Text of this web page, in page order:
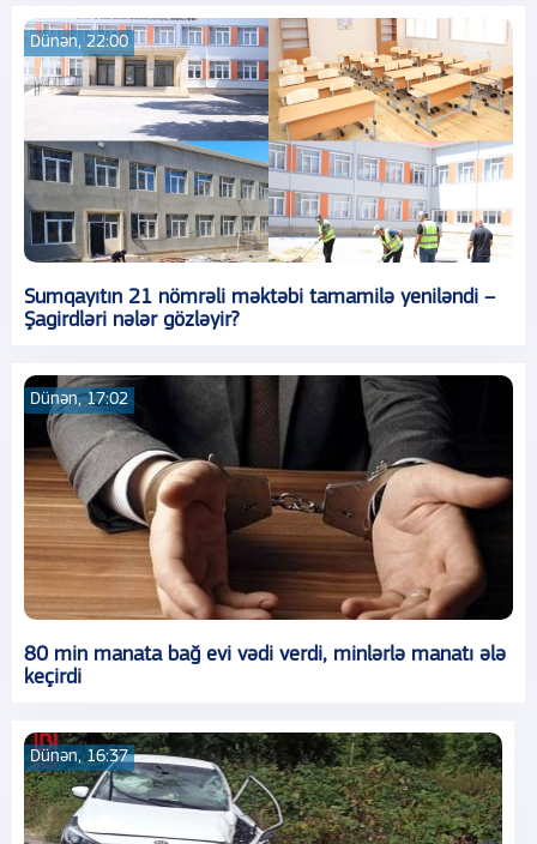
Dünən, 22:00
Sumqayıtın 21 nömrəli məktəbi tamamilə yeniləndi –
Şagirdləri nələr gözləyir?
Dünən, 17:02
80 min manata bağ evi vədi verdi, minlərlə manatı ələ
keçirdi
Dünən, 16:37